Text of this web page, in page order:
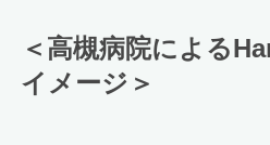
＜高槻病院による
イメージ＞